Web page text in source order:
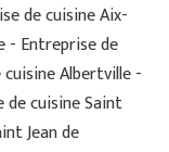
de cuisine Aix-
- Entreprise de
Albertville -
de cuisine Saint
Jean de